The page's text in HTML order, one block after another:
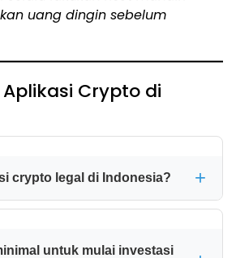
uang dingin sebelum
Aplikasi Crypto di
crypto legal di Indonesia?
di Indonesia selama dilakukan
29 platform yang masuk
untuk mulai investasi